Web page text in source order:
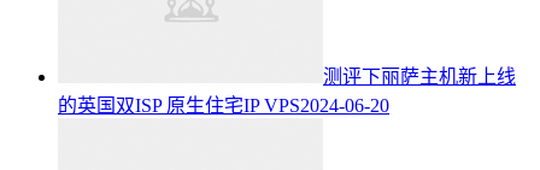
测评下丽萨主机新上线
的英国双ISP 原生住宅IP VPS2024-06-20